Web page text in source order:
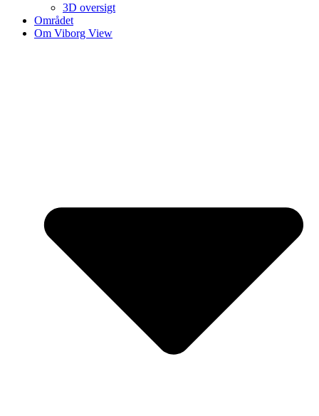
3D oversigt
Området
Om Viborg View